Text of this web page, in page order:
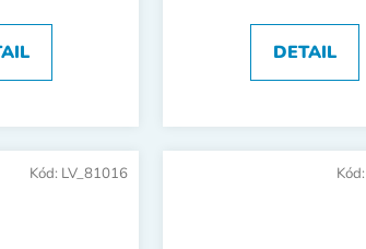
DETAIL
Kód: LV_81016 Kód: